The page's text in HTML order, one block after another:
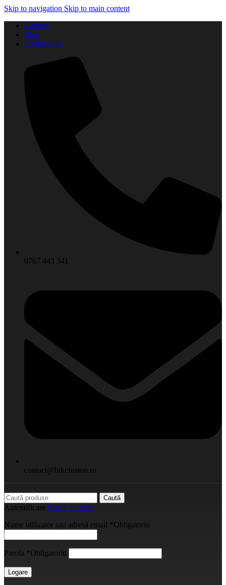
Skip to navigation Skip to main content
Contact
Blog
Producători
0767 443 341
contact@bikefusion.ro
Caută
Autentificare Creați un cont
Nume utilizator sau adresă email *Obligatoriu
Parola *Obligatoriu
Logare